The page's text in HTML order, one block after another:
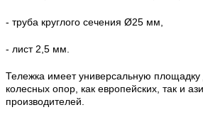
- труба круглого сечения Ø25 мм,
- лист 2,5 мм.
Тележка имеет универсальную площадку
колесных опор, как европейских, так и
производителей.